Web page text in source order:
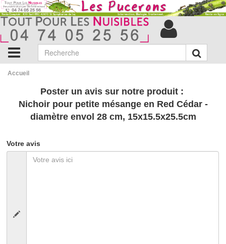
Accueil
Poster un avis sur notre produit :
Nichoir pour petite mésange en Red Cédar -
diamètre envol 28 cm, 15x15.5x25.5cm
Votre avis